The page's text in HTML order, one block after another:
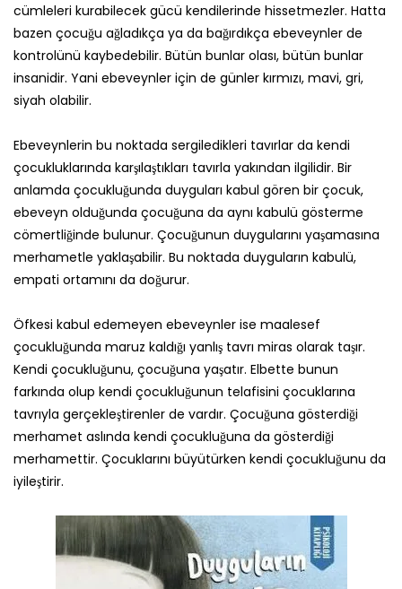
cümleleri kurabilecek gücü kendilerinde hissetmezler. Hatta
bazen çocuğu ağladıkça ya da bağırdıkça ebeveynler de
kontrolünü kaybedebilir. Bütün bunlar olası, bütün bunlar
insanidir. Yani ebeveynler için de günler kırmızı, mavi, gri,
siyah olabilir.
Ebeveynlerin bu noktada sergiledikleri tavırlar da kendi
çocukluklarında karşılaştıkları tavırla yakından ilgilidir. Bir
anlamda çocukluğunda duyguları kabul gören bir çocuk,
ebeveyn olduğunda çocuğuna da aynı kabulü gösterme
cömertliğinde bulunur. Çocuğunun duygularını yaşamasına
merhametle yaklaşabilir. Bu noktada duyguların kabulü,
empati ortamını da doğurur.
Öfkesi kabul edemeyen ebeveynler ise maalesef
çocukluğunda maruz kaldığı yanlış tavrı miras olarak taşır.
Kendi çocukluğunu, çocuğuna yaşatır. Elbette bunun
farkında olup kendi çocukluğunun telafisini çocuklarına
tavrıyla gerçekleştirenler de vardır. Çocuğuna gösterdiği
merhamet aslında kendi çocukluğuna da gösterdiği
merhamettir. Çocuklarını büyütürken kendi çocukluğunu da
iyileştirir.